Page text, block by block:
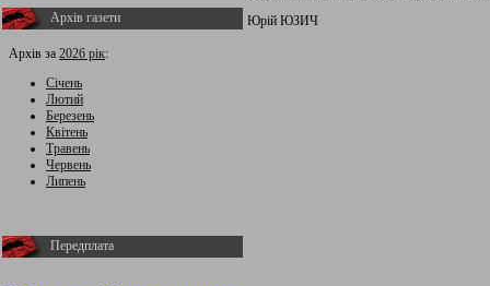
Архів газети
Архів за 2026 рік:
Січень
Лютий
Березень
Квітень
Травень
Червень
Липень
Передплата
Юрій ЮЗИЧ